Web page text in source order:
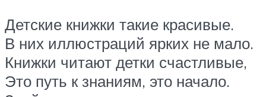
Детские книжки такие красивые.
В них иллюстраций ярких не мало.
Книжки читают детки счастливые,
Это путь к знаниям, это начало.